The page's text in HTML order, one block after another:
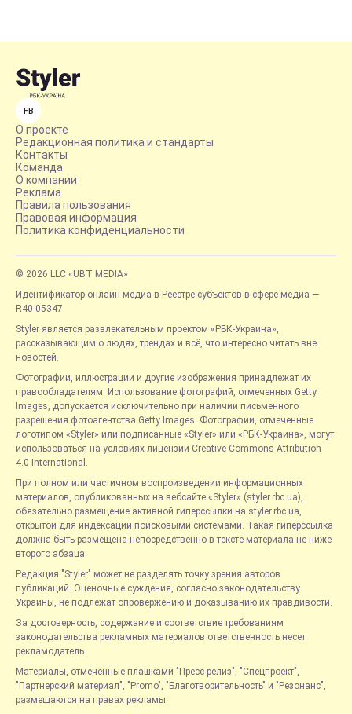
FB
О проекте
Редакционная политика и стандарты
Контакты
Команда
О компании
Реклама
Правила пользования
Правовая информация
Политика конфиденциальности
© 2026 LLC «UBT MEDIA»
Идентификатор онлайн-медиа в Реестре субъектов в сфере медиа —
R40-05347
Styler является развлекательным проектом «РБК-Украина»,
рассказывающим о людях, трендах и всё, что интересно читать вне
новостей.
Фотографии, иллюстрации и другие изображения принадлежат их
правообладателям. Использование фотографий, отмеченных Getty
Images, допускается исключительно при наличии письменного
разрешения фотоагентства Getty Images. Фотографии, отмеченные
логотипом «Styler» или подписанные «Styler» или «РБК-Украина», могут
использоваться на условиях лицензии Creative Commons Attribution
4.0 International.
При полном или частичном воспроизведении информационных
материалов, опубликованных на вебсайте «Styler» (styler.rbc.ua),
обязательно размещение активной гиперссылки на styler.rbc.ua,
открытой для индексации поисковыми системами. Такая гиперссылка
должна быть размещена непосредственно в тексте материала не ниже
второго абзаца.
Редакция "Styler" может не разделять точку зрения авторов
публикаций. Оценочные суждения, согласно законодательству
Украины, не подлежат опровержению и доказыванию их правдивости.
За достоверность, содержание и соответствие требованиям
законодательства рекламных материалов ответственность несет
рекламодатель.
Материалы, отмеченные плашками "Пресс-релиз", "Спецпроект",
"Партнерский материал", "Promo", "Благотворительность" и "Резонанс",
размещаются на правах рекламы.